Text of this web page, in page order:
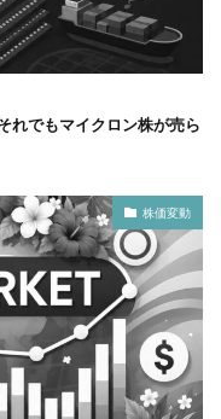
でもマイクロン株が売ら
株価変動